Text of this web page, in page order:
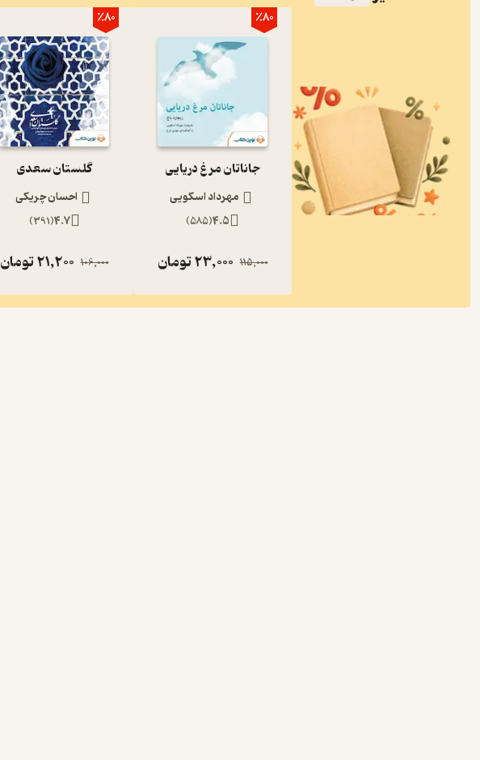
٪80
جاناتان مرغ دریایی
مهرداد اسکویی
4.5
(
585
)
115,000
23,000تومان
٪80
گلستان سعدی
احسان چریکی
4.7
(
391
)
106,000
21,200تومان